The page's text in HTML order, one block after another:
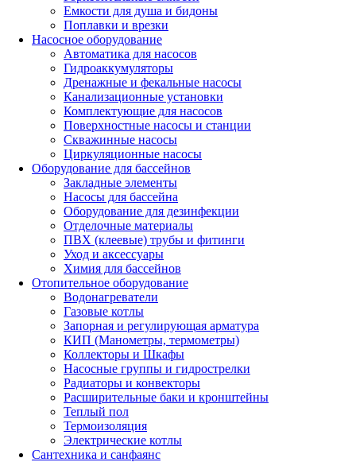
Емкости для душа и бидоны
Поплавки и врезки
Насосное оборудование
Автоматика для насосов
Гидроаккумуляторы
Дренажные и фекальные насосы
Канализационные установки
Комплектующие для насосов
Поверхностные насосы и станции
Скважинные насосы
Циркуляционные насосы
Оборудование для бассейнов
Закладные элементы
Насосы для бассейна
Оборудование для дезинфекции
Отделочные материалы
ПВХ (клеевые) трубы и фитинги
Уход и аксессуары
Химия для бассейнов
Отопительное оборудование
Водонагреватели
Газовые котлы
Запорная и регулирующая арматура
КИП (Манометры, термометры)
Коллекторы и Шкафы
Насосные группы и гидрострелки
Радиаторы и конвекторы
Расширительные баки и кронштейны
Теплый пол
Термоизоляция
Электрические котлы
Сантехника и санфаянс